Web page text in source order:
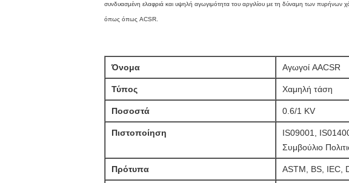
συνδυασμένη ελαφριά και υψηλή αγωγιμότητα του αργιλίου με τη δύναμη των πυρήνων
όπως όπως ACSR.
Όνομα Αγωγοί AACSR
Τύπος Χαμηλή τάση
Ποσοστά 0.6/1 KV
Πιστοποίηση
IS09001,
Συμβούλιο
Πρότυπα ASTM, BS, IEC,